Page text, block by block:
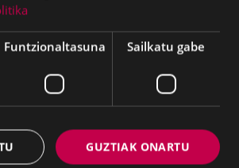
Funtzionaltasuna Sailkatu gabe
GUZTIAK ONARTU